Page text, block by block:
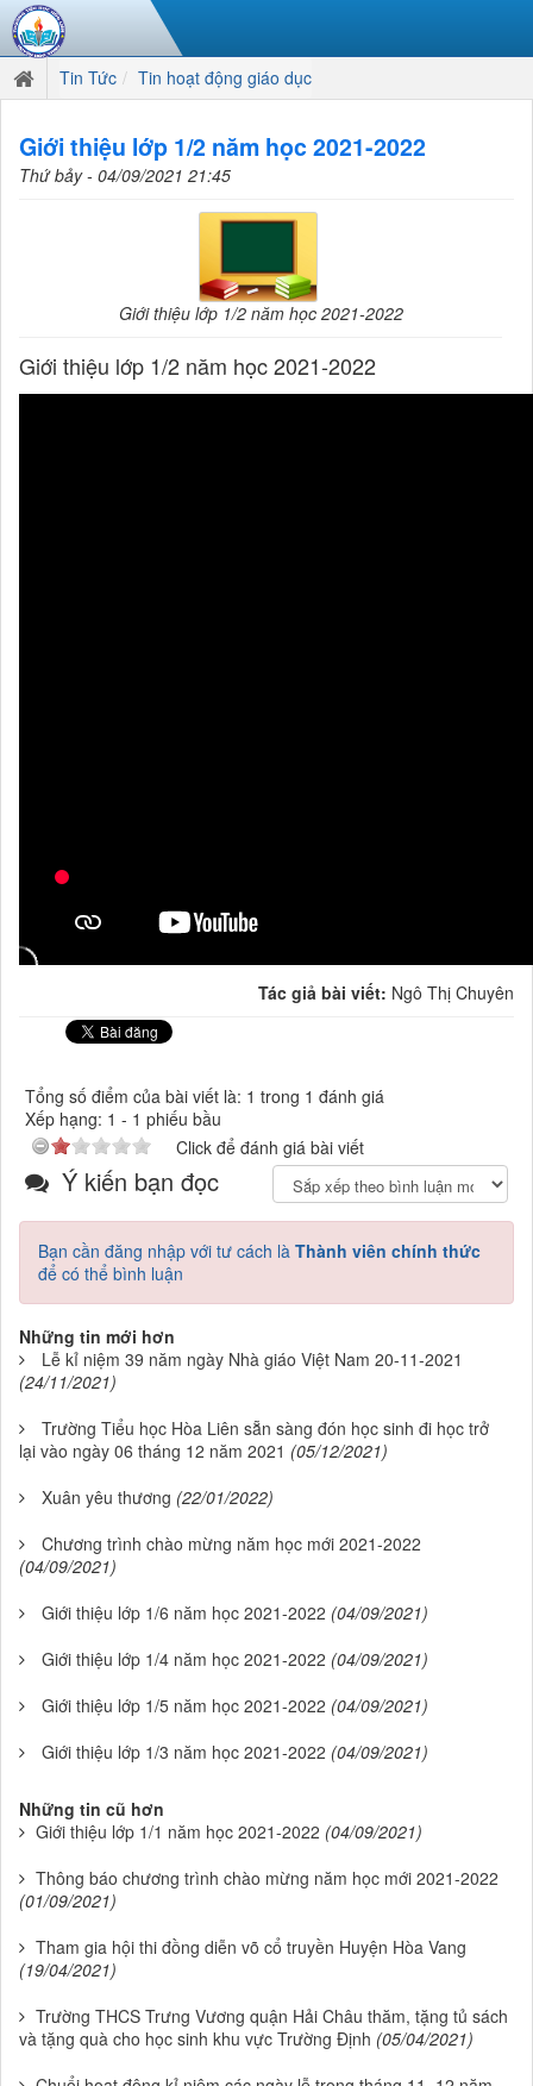
Tin Tức Tin hoạt động giáo dục
Giới thiệu lớp 1/2 năm học 2021-2022
Thứ bảy - 04/09/2021 21:45
Giới thiệu lớp 1/2 năm học 2021-2022
Giới thiệu lớp 1/2 năm học 2021-2022
Tác giả bài viết: Ngô Thị Chuyên
Tổng số điểm của bài viết là: 1 trong 1 đánh giá
Xếp hạng: 1 - 1 phiếu bầu
Click để đánh giá bài viết
Ý kiến bạn đọc
Bạn cần đăng nhập với tư cách là Thành viên chính thức
để có thể bình luận
Những tin mới hơn
Lễ kỉ niệm 39 năm ngày Nhà giáo Việt Nam 20-11-2021
(24/11/2021)
Trường Tiểu học Hòa Liên sẵn sàng đón học sinh đi học trở
lại vào ngày 06 tháng 12 năm 2021 (05/12/2021)
Xuân yêu thương (22/01/2022)
Chương trình chào mừng năm học mới 2021-2022
(04/09/2021)
Giới thiệu lớp 1/6 năm học 2021-2022 (04/09/2021)
Giới thiệu lớp 1/4 năm học 2021-2022 (04/09/2021)
Giới thiệu lớp 1/5 năm học 2021-2022 (04/09/2021)
Giới thiệu lớp 1/3 năm học 2021-2022 (04/09/2021)
Những tin cũ hơn
Giới thiệu lớp 1/1 năm học 2021-2022 (04/09/2021)
Thông báo chương trình chào mừng năm học mới 2021-2022
(01/09/2021)
Tham gia hội thi đồng diễn võ cổ truyền Huyện Hòa Vang
(19/04/2021)
Trường THCS Trưng Vương quận Hải Châu thăm, tặng tủ sách
và tặng quà cho học sinh khu vực Trường Định (05/04/2021)